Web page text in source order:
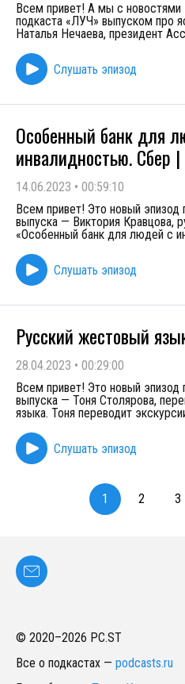
Всем привет! А мы с
подкаста «ЛУЧ» выпуском про
Наталья Нечаева, президент
Слушать эпизод
Особенный банк для
инвалидностью. Сбер
14.06.2023 • 00:59:10
Всем привет! Это новый эпизод
выпуска — Виктория Кравцова,
«Особенный банк для людей с
Слушать эпизод
Русский жестовый
28.04.2023 • 00:29:00
Всем привет! Это новый эпизод
выпуска — Тоня Столярова,
языка. Тоня переводит
Слушать эпизод
1 2 3
© 2020–2026 PC.ST
Все о подкастах — podcasts.ru